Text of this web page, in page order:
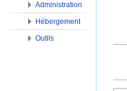
Administration
Hébergement
Outils